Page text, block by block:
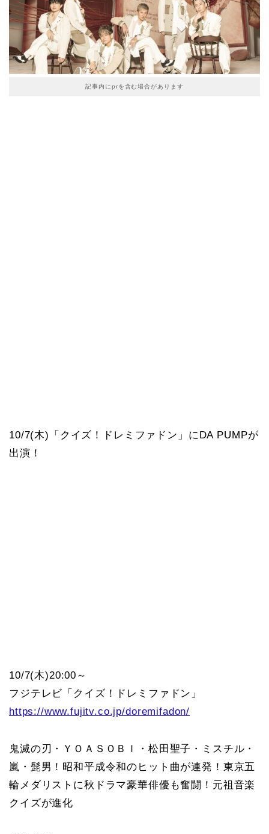
記事内にprを含む場合があります
10/7(木)「クイズ！ドレミファドン」にDA PUMPが
出演！
10/7(木)20:00～
フジテレビ「クイズ！ドレミファドン」
https://www.fujitv.co.jp/doremifadon/
鬼滅の刃・ＹＯＡＳＯＢＩ・松田聖子・ミスチル・
嵐・髭男！昭和平成令和のヒット曲が連発！東京五
輪メダリストに秋ドラマ豪華俳優も奮闘！元祖音楽
クイズが進化